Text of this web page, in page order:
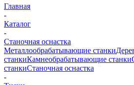
Главная
-
Каталог
-
Станочная оснастка
Металлообрабатывающие станки
станкиКамнеобрабатывающие станки
станкиСтаночная оснастка
-